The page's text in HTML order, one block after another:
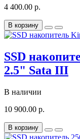
4 400.00 р.
В корзину
SSD
2.5" Sata III
В наличии
10 900.00 р.
В корзину